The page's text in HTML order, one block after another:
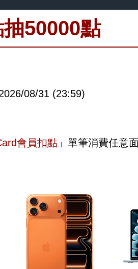
50000點
08/31 (23:59)
會員扣點 」單筆消費任意